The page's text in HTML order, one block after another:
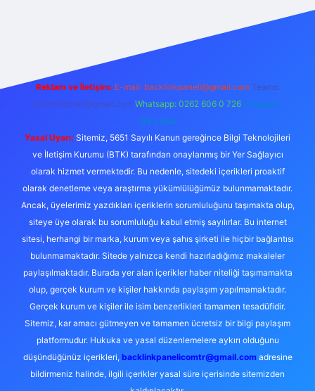
Reklam ve İletişim: E-mail: backlinkpaneli@gmail.com Teams:
forumhizmeti@gmail.com Whatsapp: 0262 606 0 726 Telegram:
@karabul
Yasal Uyarı: Sitemiz, 5651 Sayılı Kanun gereğince Bilgi Teknolojileri
ve İletişim Kurumu (BTK) tarafından onaylanmış bir Yer Sağlayıcı
olarak hizmet vermektedir. Bu nedenle, sitedeki içerikleri proaktif
olarak denetleme veya araştırma yükümlülüğümüz bulunmamaktadır.
Ancak, üyelerimiz yazdıkları içeriklerin sorumluluğunu taşımakta olup,
siteye üye olarak bu sorumluluğu kabul etmiş sayılırlar. Bu internet
sitesi, herhangi bir marka, kurum veya şahıs şirketi ile hiçbir bağlantısı
bulunmamaktadır. Sitede yalnızca kendi hazırladığımız makaleler
paylaşılmaktadır. Burada yer alan içerikler haber niteliği taşımamakta
olup, gerçek kurum ve kişiler hakkında paylaşım yapılmamaktadır.
Gerçek kurum ve kişiler ile isim benzerlikleri tamamen tesadüfidir.
Sitemiz, kar amacı gütmeyen ve tamamen ücretsiz bir bilgi paylaşım
platformudur. Hukuka ve yasal düzenlemelere aykırı olduğunu
düşündüğünüz içerikleri, backlinkpanelicomtr@gmail.comadresine
bildirmeniz halinde, ilgili içerikler yasal süre içerisinde sitemizden